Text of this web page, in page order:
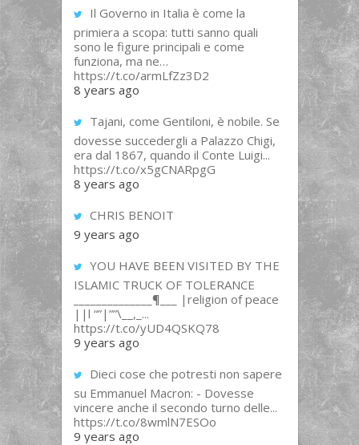
Il Governo in Italia è come la
primiera a scopa: tutti sanno quali
sono le figure principali e come
funziona, ma ne…
https://t.co/armLfZz3D2
8 years ago
Tajani, come Gentiloni, è nobile. Se
dovesse succedergli a Palazzo Chigi,
era dal 1867, quando il Conte Luigi...
https://t.co/x5gCNARpgG
8 years ago
CHRIS BENOIT
9 years ago
YOU HAVE BEEN VISITED BY THE
ISLAMIC TRUCK OF TOLERANCE
______________¶___ |religion of peace
||l “”|””\__,_...
https://t.co/yUD4QSKQ78
9 years ago
Dieci cose che potresti non sapere
su Emmanuel Macron: - Dovesse
vincere anche il secondo turno delle...
https://t.co/8wmlN7ESOo
9 years ago